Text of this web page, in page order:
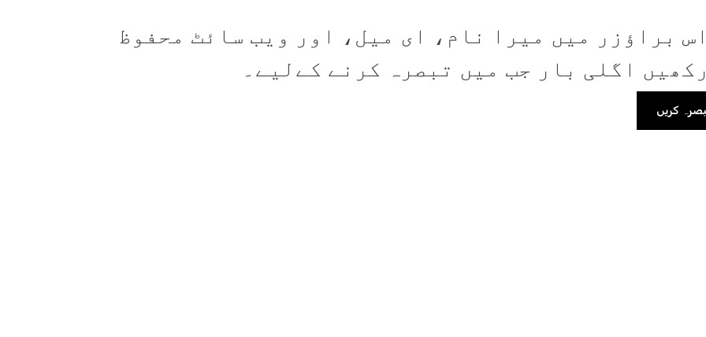
اس براؤزر میں میرا نام، ای میل، اور ویب سائٹ محفوظ
رکھیں اگلی بار جب میں تبصرہ کرنے کےلیے۔